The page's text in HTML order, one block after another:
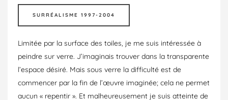
SURRÉALISME 1997-2004
Limitée par la surface des toiles, je me suis intéressée à
peindre sur verre. J’imaginais trouver dans la transparente
l’espace désiré. Mais sous verre la difficulté est de
commencer par la fin de l’œuvre imaginée; cela ne permet
aucun « repentir ». Et malheureusement je suis atteinte de